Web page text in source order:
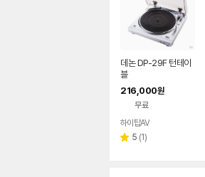
데논 DP-29F 턴테이
블
216,000원
무료
하이탑AV
별 5 리
(1)